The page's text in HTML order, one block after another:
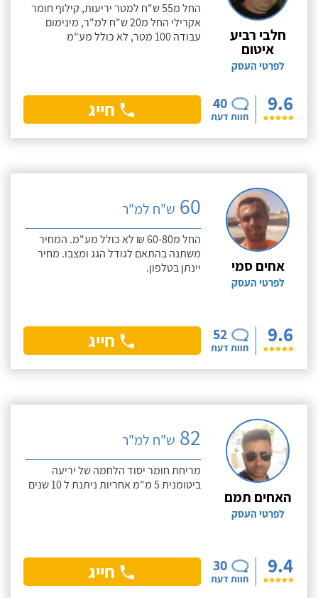
חלבי רביע
איטום
לפרטי העסק
9.6
40
חוות דעת
החל מ55 ש"ח למטר יריעות, קילוף חומר
אקרילי החל מ20 ש"ח למ"ר, מינימום
עבודה 100 מטר, לא כולל מע"מ
חייג
אחים סמי
לפרטי העסק
9.6
52
חוות דעת
60 ש"ח למ"ר
החל מ60-80 ₪ לא כולל מע"מ. המחיר
משתנה בהתאם לגודל הגג ומצבו. מחיר
יינתן בטלפון.
חייג
האחים תמם
לפרטי העסק
9.4
30
חוות דעת
82 ש"ח למ"ר
מריחת חומר יסוד הלחמה של יריעה
ביטומנית 5 מ"מ אחריות ניתנת ל 10 שנים
חייג